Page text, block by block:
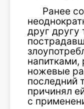
Ранее
друг другу
напитками,
ножевые
последний
причинял
с